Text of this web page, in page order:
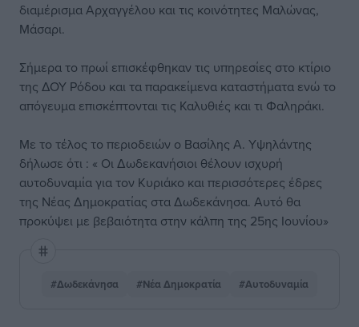
διαμέρισμα Αρχαγγέλου και τις κοινότητες Μαλώνας,
Μάσαρι.
Σήμερα το πρωί επισκέφθηκαν τις υπηρεσίες στο κτίριο
της ΔΟΥ Ρόδου και τα παρακείμενα καταστήματα ενώ το
απόγευμα επισκέπτονται τις Καλυθιές και τι Φαληράκι.
Με το τέλος το περιοδειών ο Βασίλης Α. Υψηλάντης
δήλωσε ότι : « Οι Δωδεκανήσιοι θέλουν ισχυρή
αυτοδυναμία για τον Κυριάκο και περισσότερες έδρες
της Νέας Δημοκρατίας στα Δωδεκάνησα. Αυτό θα
προκύψει με βεβαιότητα στην κάλπη της 25ης Ιουνίου»
#Δωδεκάνησα #Νέα Δημοκρατία #Αυτοδυναμία